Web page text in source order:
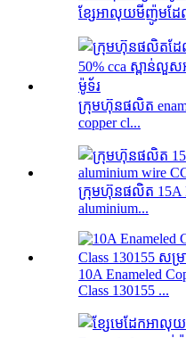
ខ្សែអាលុយមីញ៉ូមដែ
ក្រុមហ៊ុនផលិត
copper cl...
ក្រុមហ៊ុនផលិត 15A
aluminium...
10A Enameled
Class 130155 ...